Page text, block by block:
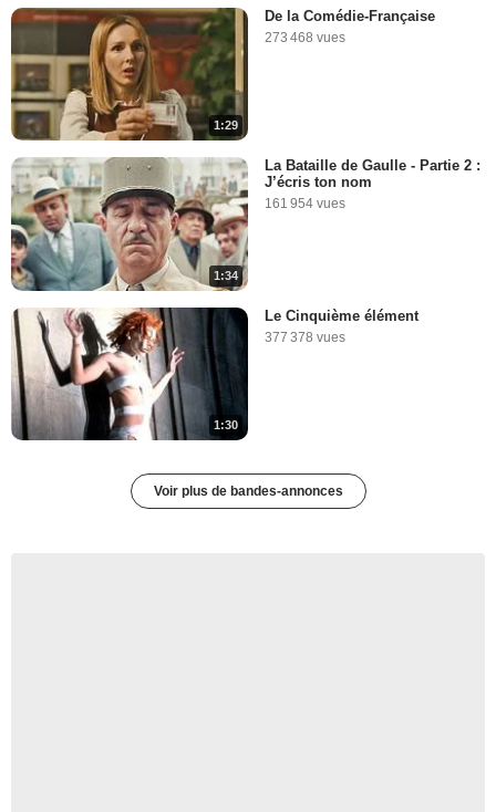
1:29
De la Comédie-Française
273 468 vues
1:34
La Bataille de Gaulle - Partie 2 :
J’écris ton nom
161 954 vues
1:30
Le Cinquième élément
377 378 vues
Voir plus de bandes-annonces